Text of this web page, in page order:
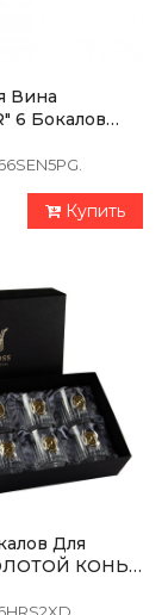
Вина
6 Бокалов
Изображение
Купить
Для
КОНЬ